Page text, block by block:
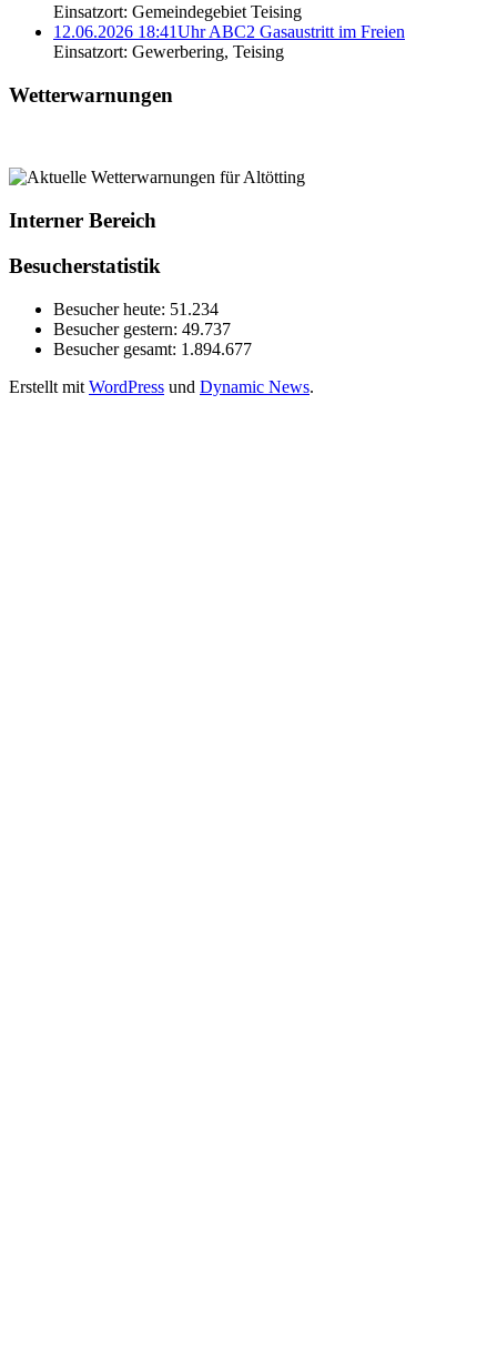
Einsatzort: Gemeindegebiet Teising
12.06.2026 18:41Uhr ABC2 Gasaustritt im Freien
Einsatzort: Gewerbering, Teising
Wetterwarnungen
Interner Bereich
Besucherstatistik
Besucher heute: 51.234
Besucher gestern: 49.737
Besucher gesamt: 1.894.677
Erstellt mit WordPress und Dynamic News.